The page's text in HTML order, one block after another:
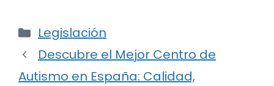
Categorías
Legislación
Descubre el Mejor Centro de
Autismo en España: Calidad,